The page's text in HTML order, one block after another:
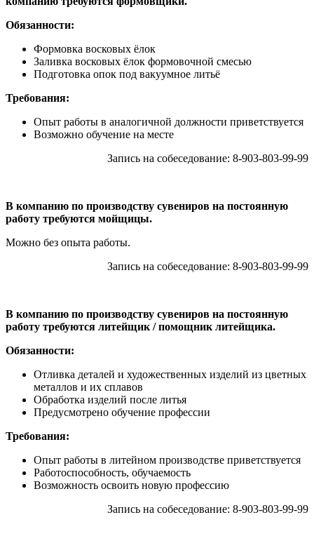
Обязанности:
Формовка восковых ёлок
Заливка восковых ёлок формовочной смесью
Подготовка опок под вакуумное литьё
Требования:
Опыт работы в аналогичной должности приветствуется
Возможно обучение на месте
Запись на собеседование: 8-903-803-99-99
В компанию по производству сувениров на постоянную
работу требуются мойщицы.
Можно без опыта работы.
Запись на собеседование: 8-903-803-99-99
В компанию по производству сувениров на постоянную
работу требуются литейщик / помощник литейщика.
Обязанности:
Отливка деталей и художественных изделий из цветных
металлов и их сплавов
Обработка изделий после литья
Предусмотрено обучение профессии
Требования:
Опыт работы в литейном производстве приветствуется
Работоспособность, обучаемость
Возможность освоить новую профессию
Запись на собеседование: 8-903-803-99-99